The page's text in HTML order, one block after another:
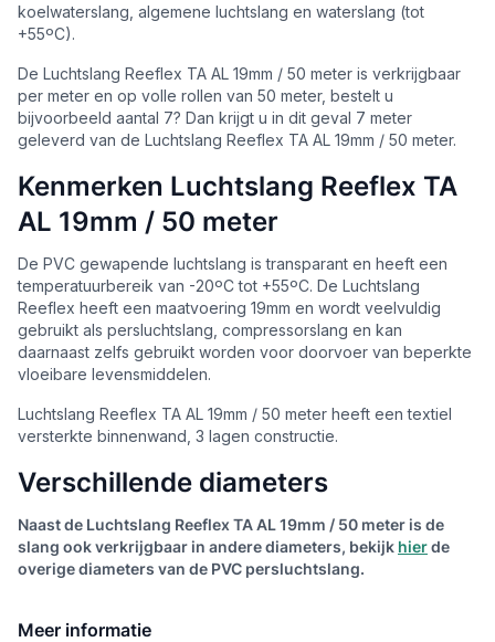
koelwaterslang, algemene luchtslang en waterslang (tot
+55ºC).
De Luchtslang Reeflex TA AL 19mm / 50 meter is verkrijgbaar
per meter en op volle rollen van 50 meter, bestelt u
bijvoorbeeld aantal 7? Dan krijgt u in dit geval 7 meter
geleverd van de Luchtslang Reeflex TA AL 19mm / 50 meter.
Kenmerken Luchtslang Reeflex TA
AL 19mm / 50 meter
De PVC gewapende luchtslang is transparant en heeft een
temperatuurbereik van -20ºC tot +55ºC. De Luchtslang
Reeflex heeft een maatvoering 19mm en wordt veelvuldig
gebruikt als persluchtslang, compressorslang en kan
daarnaast zelfs gebruikt worden voor doorvoer van beperkte
vloeibare levensmiddelen.
Luchtslang Reeflex TA AL 19mm / 50 meter heeft een textiel
versterkte binnenwand, 3 lagen constructie.
Verschillende diameters
Naast de Luchtslang Reeflex TA AL 19mm / 50 meter is de
slang ook verkrijgbaar in andere diameters, bekijk hierde
overige diameters van de PVC persluchtslang.
Meer informatie